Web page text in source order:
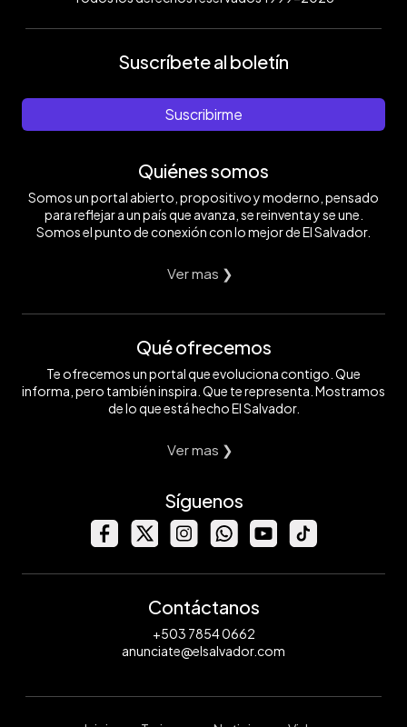
Suscríbete al boletín
Suscribirme
Quiénes somos
Somos un portal abierto, propositivo y moderno, pensado
para reflejar a un país que avanza, se reinventa y se une.
Somos el punto de conexión con lo mejor de El Salvador.
Ver mas ❯
Qué ofrecemos
Te ofrecemos un portal que evoluciona contigo. Que
informa, pero también inspira. Que te representa. Mostramos
de lo que está hecho El Salvador.
Ver mas ❯
Síguenos
Contáctanos
+503 7854 0662
anunciate@elsalvador.com